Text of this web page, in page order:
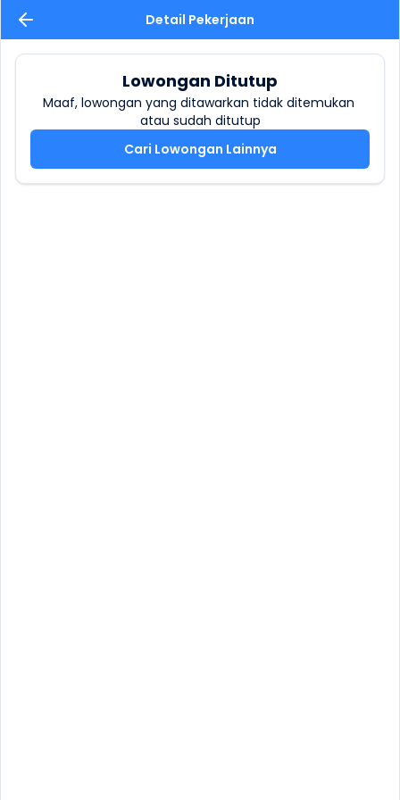
Detail Pekerjaan
Lowongan Ditutup
Maaf, lowongan yang ditawarkan tidak ditemukan
atau sudah ditutup
Cari Lowongan Lainnya